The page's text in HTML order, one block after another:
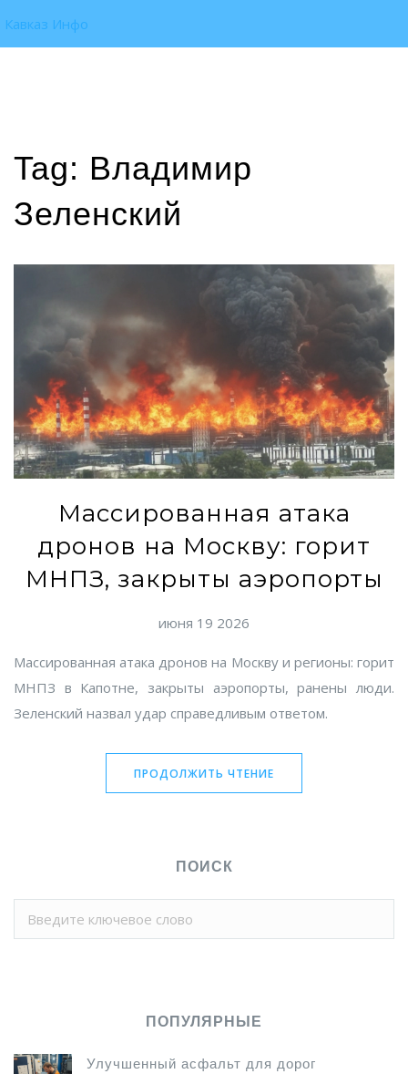
Кавказ Инфо
Tag: Владимир
Зеленский
Массированная атака
дронов на Москву: горит
МНПЗ, закрыты аэропорты
июня 19 2026
Массированная атака дронов на Москву и регионы: горит
МНПЗ в Капотне, закрыты аэропорты, ранены люди.
Зеленский назвал удар справедливым ответом.
ПРОДОЛЖИТЬ ЧТЕНИЕ
ПОИСК
ПОПУЛЯРНЫЕ
Улучшенный асфальт для дорог